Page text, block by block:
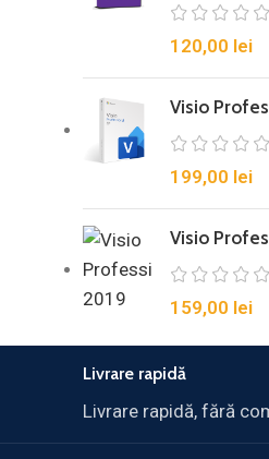
120,00 lei
Visio
199,00 lei
Visio
159,00 lei
Livrare rapidă
Livrare rapidă, fără